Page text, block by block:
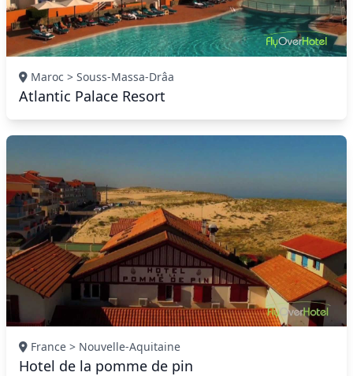
Maroc > Souss-Massa-Drâa
Atlantic Palace Resort
France > Nouvelle-Aquitaine
Hotel de la pomme de pin